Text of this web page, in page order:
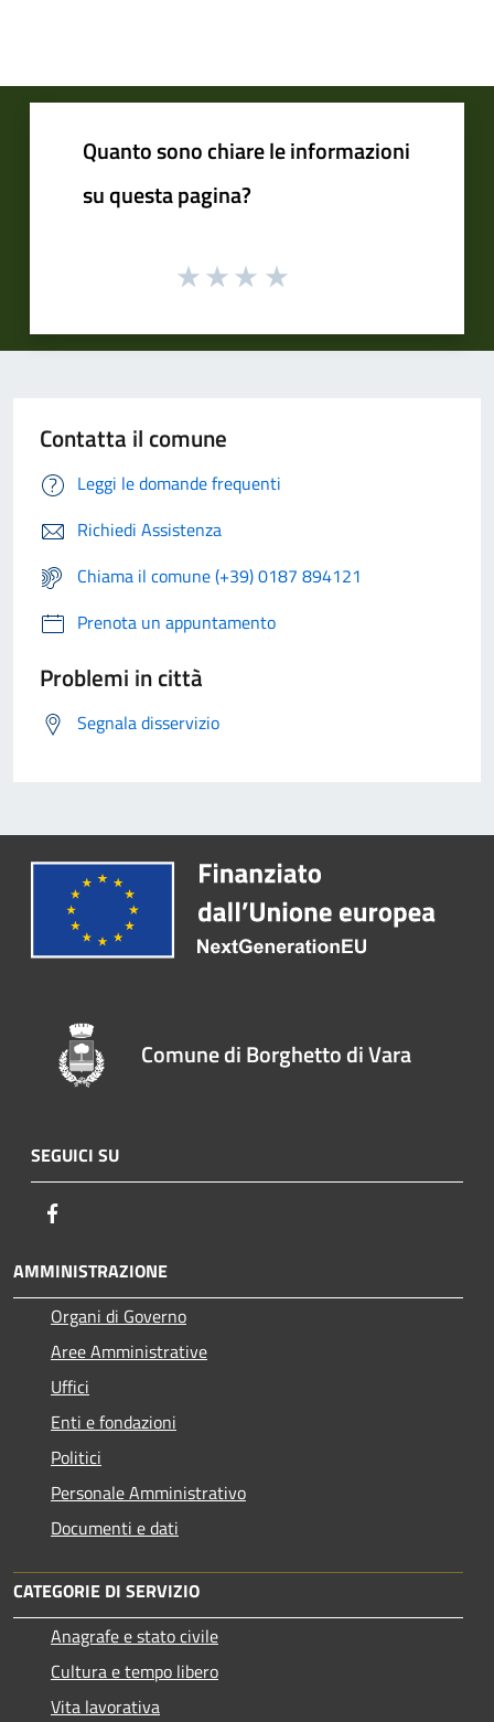
Quanto sono chiare le informazioni
su questa pagina?
Contatta il comune
Leggi le domande frequenti
Richiedi Assistenza
Chiama il comune (+39) 0187 894121
Prenota un appuntamento
Problemi in città
Segnala disservizio
Comune di Borghetto di Vara
SEGUICI SU
AMMINISTRAZIONE
Organi di Governo
Aree Amministrative
Uffici
Enti e fondazioni
Politici
Personale Amministrativo
Documenti e dati
CATEGORIE DI SERVIZIO
Anagrafe e stato civile
Cultura e tempo libero
Vita lavorativa